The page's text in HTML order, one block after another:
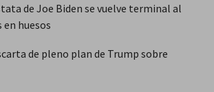
de Joe Biden se vuelve terminal al
huesos
de pleno plan de Trump sobre